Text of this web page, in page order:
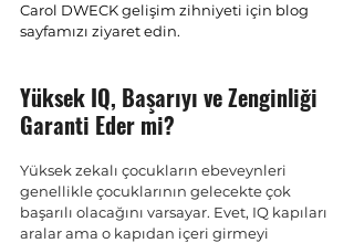
Carol DWECK gelişim zihniyeti için blog
sayfamızı ziyaret edin.
Yüksek IQ, Başarıyı ve Zenginliği
Garanti Eder mi?
Yüksek zekalı çocukların ebeveynleri
genellikle çocuklarının gelecekte çok
başarılı olacağını varsayar. Evet, IQ kapıları
aralar ama o kapıdan içeri girmeyi